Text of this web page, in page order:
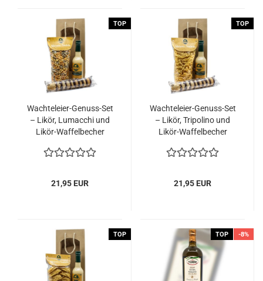
TOP
Wachteleier-Genuss-Set
– Likör, Lumacchi und
Likör-Waffelbecher
21,95 EUR
TOP
Wachteleier-Genuss-Set
– Likör, Tripolino und
Likör-Waffelbecher
21,95 EUR
TOP TOP -8%